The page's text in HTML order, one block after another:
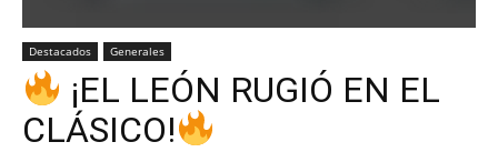
Destacados Generales
¡EL LEÓN RUGIÓ EN EL
CLÁSICO!